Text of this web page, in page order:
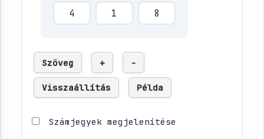
Szöveg + -
Visszaállítás Példa
Számjegyek megjelenítése